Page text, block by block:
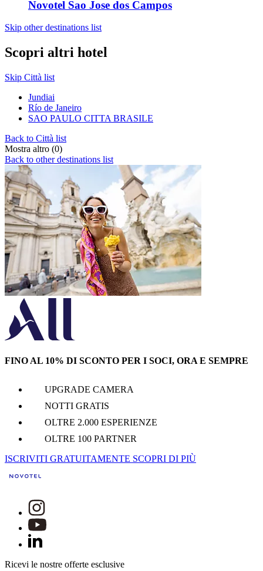
Novotel Sao Jose dos Campos
Skip other destinations list
Scopri altri hotel
Skip Città list
Jundiai
Río de Janeiro
SAO PAULO CITTA BRASILE
Back to Città list
Mostra altro (0)
Back to other destinations list
FINO AL 10% DI SCONTO PER I SOCI, ORA E SEMPRE
UPGRADE CAMERA
NOTTI GRATIS
OLTRE 2.000 ESPERIENZE
OLTRE 100 PARTNER
ISCRIVITI GRATUITAMENTE SCOPRI DI PIÙ
Ricevi le nostre offerte esclusive